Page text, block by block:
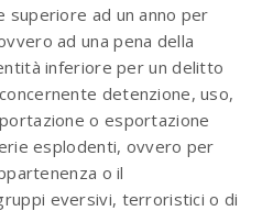
superiore ad un anno per
ad una pena della
inferiore per un delitto
detenzione, uso,
o esportazione
esplodenti, ovvero per
o il
eversivi, terroristici o di